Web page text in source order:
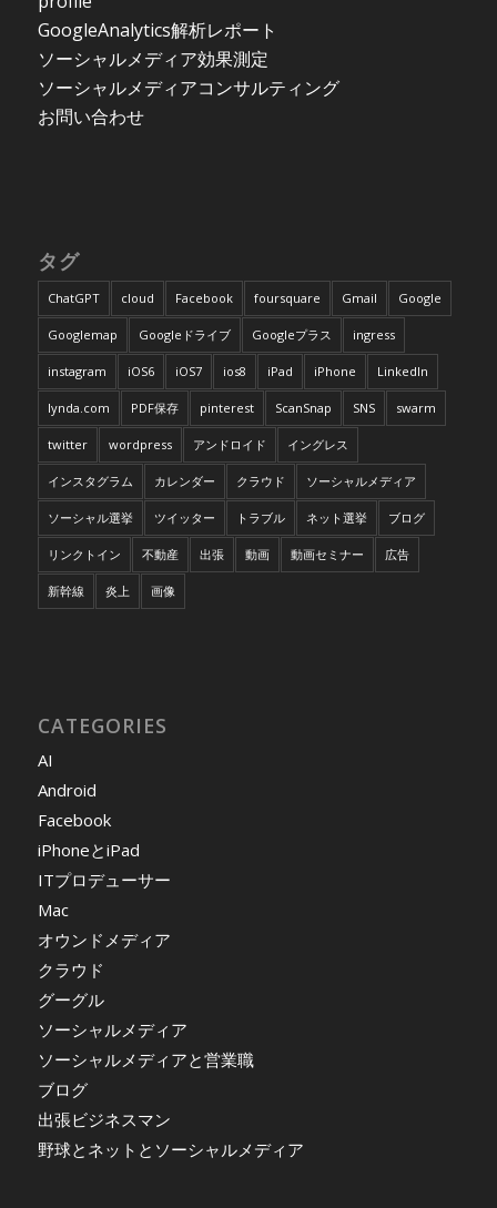
GoogleAnalytics解析レポート
ソーシャルメディア効果測定
ソーシャルメディアコンサルティング
お問い合わせ
タグ
ChatGPT cloud Facebook foursquare Gmail Google
Googlemap Googleドライブ Googleプラス ingress
instagram iOS6 iOS7 ios8 iPad iPhone LinkedIn
lynda.com PDF保存 pinterest ScanSnap SNS swarm
twitter wordpress アンドロイド イングレス
インスタグラム カレンダー クラウド ソーシャルメディア
ソーシャル選挙 ツイッター トラブル ネット選挙 ブログ
リンクトイン 不動産 出張 動画 動画セミナー 広告
新幹線 炎上 画像
CATEGORIES
AI
Android
Facebook
iPhoneとiPad
ITプロデューサー
Mac
オウンドメディア
クラウド
グーグル
ソーシャルメディア
ソーシャルメディアと営業職
ブログ
出張ビジネスマン
野球とネットとソーシャルメディア